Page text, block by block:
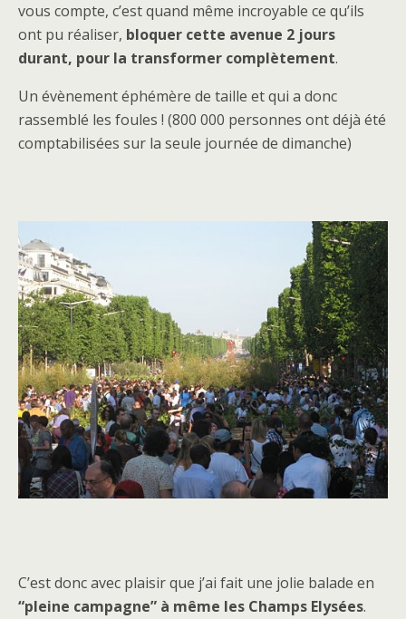
vous compte, c’est quand même incroyable ce qu’ils
ont pu réaliser, bloquer cette avenue 2 jours
durant, pour la transformer complètement.
Un évènement éphémère de taille et qui a donc
rassemblé les foules ! (800 000 personnes ont déjà été
comptabilisées sur la seule journée de dimanche)
C’est donc avec plaisir que j’ai fait une jolie balade en
“pleine campagne” à même les Champs Elysées.